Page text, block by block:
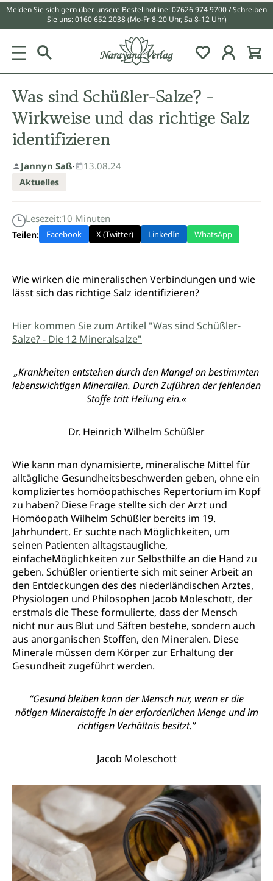
springen
Melden Sie sich gern über unsere Bestellhotline:07626 974 9700/ Schreiben
Sie uns:0160 652 2038 (Mo-Fr 8-20 Uhr, Sa 8-12 Uhr)
Du hast 0
Was sind Schüßler-Salze? -
Wirkweise und das richtige Salz
identifizieren
Jannyn Saß· 13.08.24
Aktuelles
Lesezeit:10 Minuten
Teilen: Facebook X (Twitter) LinkedIn WhatsApp
Wie wirken die mineralischen Verbindungen und wie
lässt sich das richtige Salz identifizieren?
Hier kommen Sie zum Artikel "Was sind Schüßler-
Salze? - Die 12 Mineralsalze"
„Krankheiten entstehen durch den Mangel an bestimmten
lebenswichtigen Mineralien. Durch Zuführen der fehlenden
Stoffe tritt Heilung ein.«
Dr. Heinrich Wilhelm Schüßler
Wie kann man dynamisierte, mineralische Mittel für
alltägliche Gesundheitsbeschwerden geben, ohne ein
kompliziertes homöopathisches Repertorium im Kopf
zu haben? Diese Frage stellte sich der Arzt und
Homöopath Wilhelm Schüßler bereits im 19.
Jahrhundert. Er suchte nach Möglichkeiten, um
seinen Patienten alltagstaugliche,
einfacheMöglichkeiten zur Selbsthilfe an die Hand zu
geben. Schüßler orientierte sich mit seiner Arbeit an
den Entdeckungen des des niederländischen Arztes,
Physiologen und Philosophen Jacob Moleschott, der
erstmals die These formulierte, dass der Mensch
nicht nur aus Blut und Säften bestehe, sondern auch
aus anorganischen Stoffen, den Mineralen. Diese
Minerale müssen dem Körper zur Erhaltung der
Gesundheit zugeführt werden.
“Gesund bleiben kann der Mensch nur, wenn er die
nötigen Mineralstoffe in der erforderlichen Menge und im
richtigen Verhältnis besitzt.”
Jacob Moleschott